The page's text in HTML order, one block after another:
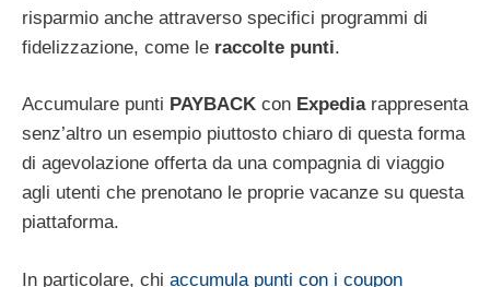
risparmio anche attraverso specifici programmi di
fidelizzazione, come le raccolte punti.
Accumulare punti PAYBACK con Expedia rappresenta
senz’altro un esempio piuttosto chiaro di questa forma
di agevolazione offerta da una compagnia di viaggio
agli utenti che prenotano le proprie vacanze su questa
piattaforma.
In particolare, chi accumula punti con i coupon